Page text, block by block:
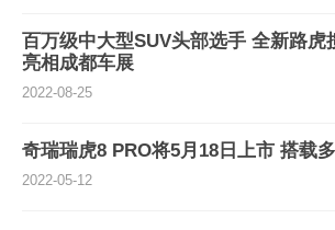
百万级中大型SUV头部选手 全新路虎
亮相成都车展
2022-08-25
奇瑞瑞虎8 PRO将5月18日上市 搭载
2022-05-12